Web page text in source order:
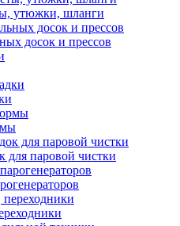
утюжки, шланги
досок и прессов
для паровой чистки